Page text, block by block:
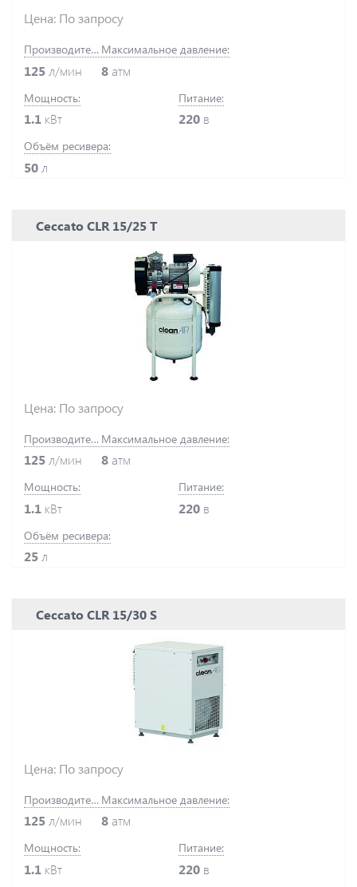
Цена: По запросу
Производительность:
125 л/мин
Максимальное давление:
8 атм
Мощность:
1.1 кВт
Питание:
220 в
Объём ресивера:
50 л
Ceccato CLR 15/25 T
Цена: По запросу
Производительность:
125л/мин
Максимальное давление:
8 атм
Мощность:
1.1 кВт
Питание:
220 в
Объём ресивера:
25л
Ceccato CLR 15/30 S
Цена: По запросу
Производительность:
125л/мин
Максимальное давление:
8 атм
Мощность:
1.1 кВт
Питание:
220 в